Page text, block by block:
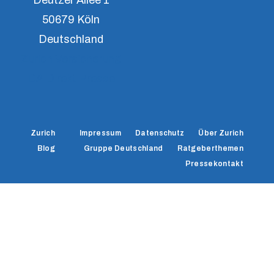
50679 Köln
Deutschland